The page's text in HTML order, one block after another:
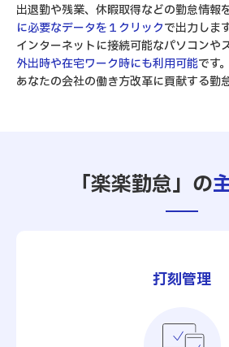
出退勤や残業、休暇取得などの勤怠情報
に必要なデータを１クリックで出力します
インターネットに接続可能なパソコンや
外出時や在宅ワーク時にも利用可能です。
あなたの会社の働き方改革に貢献する勤
「楽楽勤怠」の
打刻管理